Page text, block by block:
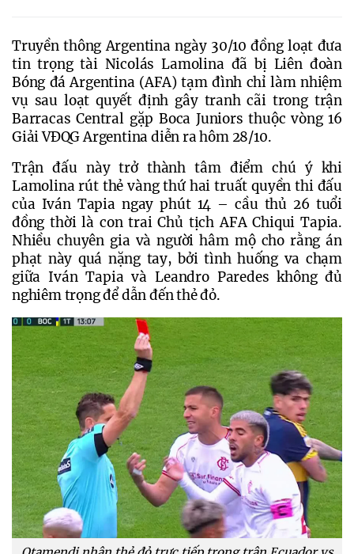
Truyền thông Argentina ngày 30/10 đồng loạt đưa
tin trọng tài Nicolás Lamolina đã bị Liên đoàn
Bóng đá Argentina (AFA) tạm đình chỉ làm nhiệm
vụ sau loạt quyết định gây tranh cãi trong trận
Barracas Central gặp Boca Juniors thuộc vòng 16
Giải VĐQG Argentina diễn ra hôm 28/10.
Trận đấu này trở thành tâm điểm chú ý khi
Lamolina rút thẻ vàng thứ hai truất quyền thi đấu
của Iván Tapia ngay phút 14 – cầu thủ 26 tuổi
đồng thời là con trai Chủ tịch AFA Chiqui Tapia.
Nhiều chuyên gia và người hâm mộ cho rằng án
phạt này quá nặng tay, bởi tình huống va chạm
giữa Iván Tapia và Leandro Paredes không đủ
nghiêm trọng để dẫn đến thẻ đỏ.